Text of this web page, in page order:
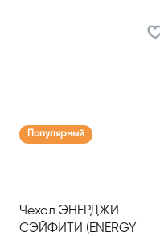
Популярный
Чехол ЭНЕРДЖИ
СЭЙФИТИ (ENERGY